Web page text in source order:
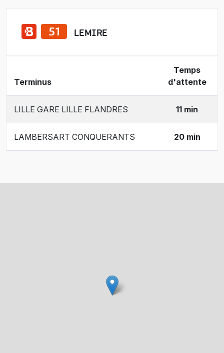
LEMIRE
Terminus
Temps
d'attente
LILLE GARE LILLE FLANDRES 11 min
LAMBERSART CONQUERANTS 20 min